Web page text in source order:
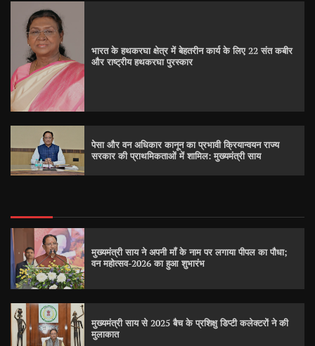
भारत के हथकरघा क्षेत्र में बेहतरीन कार्य के लिए 22 संत कबीर
और राष्ट्रीय हथकरघा पुरस्कार
पेसा और वन अधिकार कानून का प्रभावी क्रियान्वयन राज्य
सरकार की प्राथमिकताओं में शामिल: मुख्यमंत्री साय
मुख्यमंत्री साय ने अपनी माँ के नाम पर लगाया पीपल का पौधा;
वन महोत्सव-2026 का हुआ शुभारंभ
मुख्यमंत्री साय से 2025 बैच के प्रशिक्षु डिप्टी कलेक्टरों ने की
मुलाकात